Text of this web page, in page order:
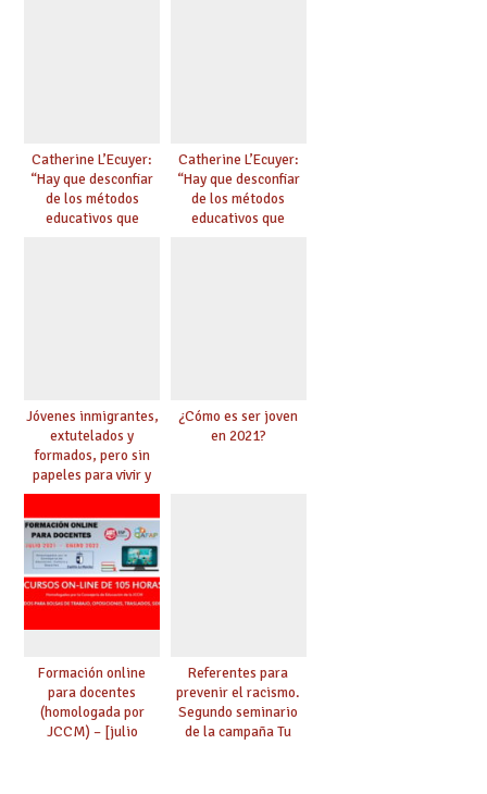
Catherine L’Ecuyer:
“Hay que desconfiar
de los métodos
educativos que
Catherine L’Ecuyer:
“Hay que desconfiar
de los métodos
educativos que
Jóvenes inmigrantes,
extutelados y
formados, pero sin
papeles para vivir y
trabajar
¿Cómo es ser joven
en 2021?
Formación online
para docentes
(homologada por
JCCM) – [julio
Referentes para
prevenir el racismo.
Segundo seminario
de la campaña Tu